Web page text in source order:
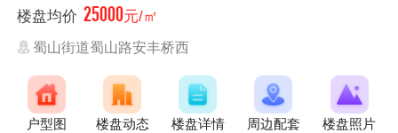
楼盘均价 25000元/㎡
蜀山街道蜀山路安丰桥西
户型图 楼盘动态 楼盘详情 周边配套 楼盘照片